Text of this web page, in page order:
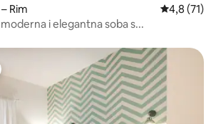
Rim Prosječna
4,8 (71)
moderna i elegantna soba s...